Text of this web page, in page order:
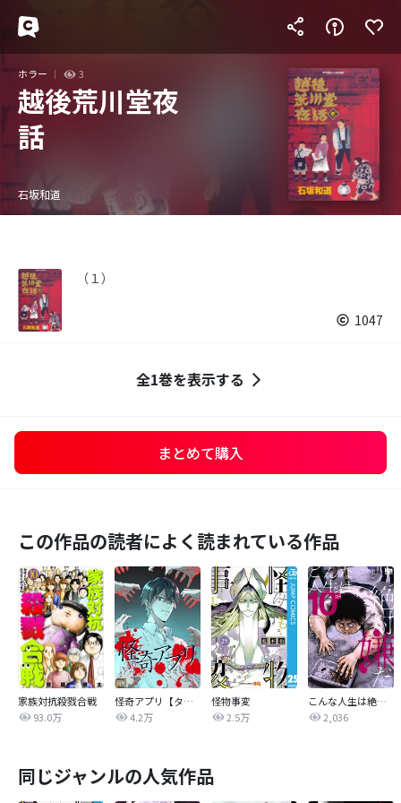
ホラー 3
越後荒川堂夜
話
石坂和道
（１）
1047
全1巻を表示する
まとめて購入
この作品の読者によく読まれている作品
家族対抗殺戮合戦
93.0万
怪奇アプリ【タテヨミ】
4.2万
怪物事変
2.5万
こんな人生は絶対嫌だ
2,036
同じジャンルの人気作品